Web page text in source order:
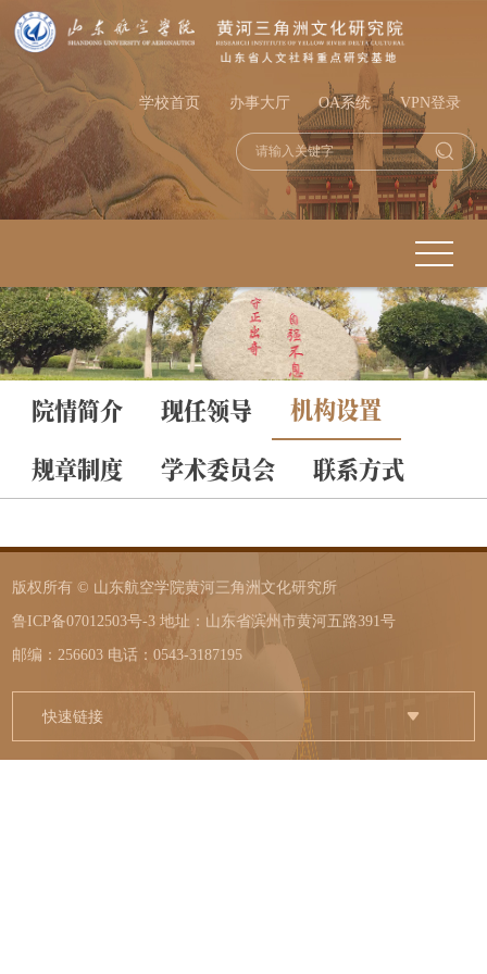
学校首页 办事大厅 OA系统 VPN登录
院情简介 现任领导
机构设置
规章制度
学术委员会 联系方式
版权所有 © 山东航空学院黄河三角洲文化研究所
鲁ICP备07012503号-3 地址：山东省滨州市黄河五路391号
邮编：256603 电话：0543-3187195
快速链接